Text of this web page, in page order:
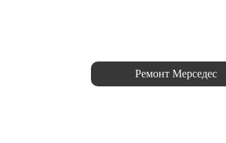
Ремонт Мерседес